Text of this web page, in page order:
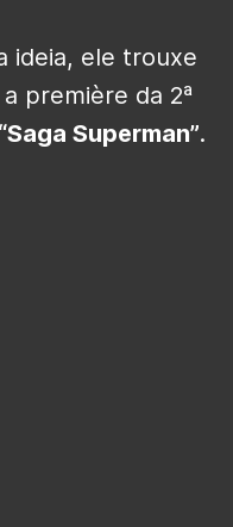
ideia, ele trouxe
première da 2ª
“Saga Superman”.